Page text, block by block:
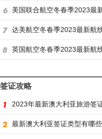
美国联合航空冬春季2023最新航线时刻表！
达美航空冬春季2023最新航线规划
英国航空冬春季2023最新航线时刻表
签证攻略
2023年最新澳大利亚旅游签证
最新澳大利亚签证类型有哪些？